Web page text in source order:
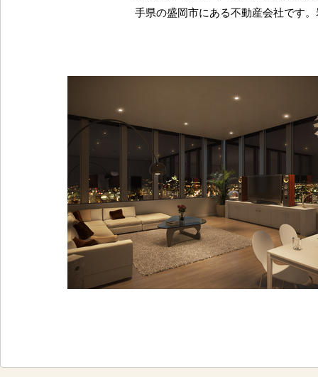
手県の盛岡市にある不動産会社です